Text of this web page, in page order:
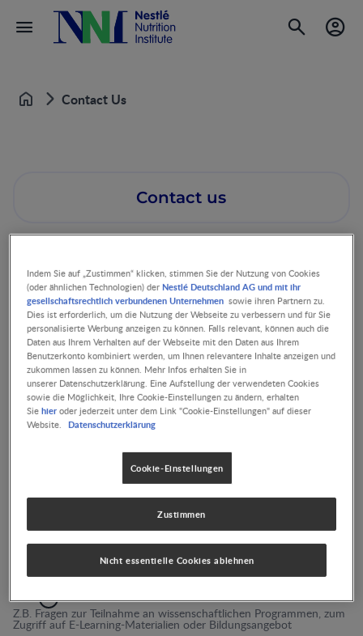
StartseiteContact Us
Contact us
Contact us
Der Inhalt und die Informationen auf dieser Website dienen
nur zu Informationszwecken und ersetzen keinen
Behandlung. Mit * markierte Felder müssen ausgefüllt
Technischer Kontext
Passworts und der Zertifikatserstellung
Wissenschaftlicher Kontext
Z.B. Fragen zur Teilnahme an wissenschaftlichen Programmen, zum
Zugriff auf E-Learning-Materialien oder Bildungsangebot
Indem Sie auf „Zustimmen“ klicken, stimmen Sie der Nutzung von Cookies
(oder ähnlichen Technologien) der Nestlé Deutschland AG und mit ihr
gesellschaftsrechtlich verbundenen Unternehmen sowie ihren Partnern zu.
Dies ist erforderlich, um die Nutzung der Webseite zu verbessern und für Sie
personalisierte Werbung anzeigen zu können. Falls relevant, können auch die
Daten aus Ihrem Verhalten auf der Webseite mit den Daten aus Ihrem
Benutzerkonto kombiniert werden, um Ihnen relevantere Inhalte anzeigen und
zukommen lassen zu können. Mehr Infos erhalten Sie in
unserer Datenschutzerklärung. Eine Aufstellung der verwendeten Cookies
sowie die Möglichkeit, Ihre Cookie-Einstellungen zu ändern, erhalten
Siehier oder jederzeit unter dem Link "Cookie-Einstellungen" auf dieser
Website. Datenschutzerklärung
Cookie-Einstellungen
Nicht essentielle Cookies ablehnen
Zustimmen